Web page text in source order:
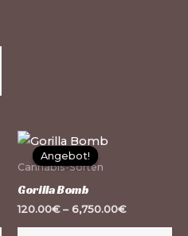
Dieses
Produkt
weist
mehrere
Varianten
Angebot!
Angebot!
Cannabis-Sorten
Gorilla Bomb
120.00€– 6,750.00€